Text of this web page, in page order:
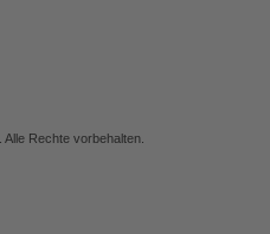
. Alle Rechte vorbehalten.